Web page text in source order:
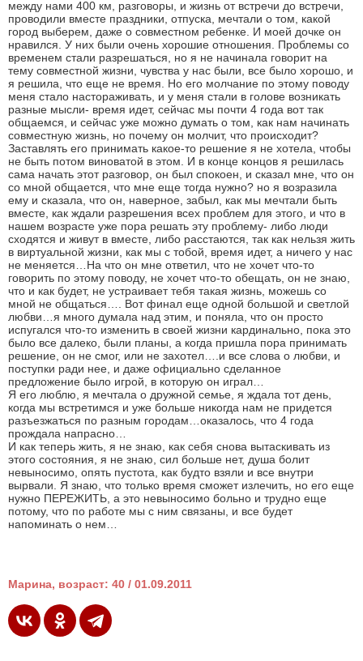
между нами 400 км, разговоры, и жизнь от встречи до встречи,
проводили вместе праздники, отпуска, мечтали о том, какой
город выберем, даже о совместном ребенке. И моей дочке он
нравился. У них были очень хорошие отношения. Проблемы со
временем стали разрешаться, но я не начинала говорит на
тему совместной жизни, чувства у нас были, все было хорошо, и
я решила, что еще не время. Но его молчание по этому поводу
меня стало настораживать, и у меня стали в голове возникать
разные мысли- время идет, сейчас мы почти 4 года вот так
общаемся, и сейчас уже можно думать о том, как нам начинать
совместную жизнь, но почему он молчит, что происходит?
Заставлять его принимать какое-то решение я не хотела, чтобы
не быть потом виноватой в этом. И в конце концов я решилась
сама начать этот разговор, он был спокоен, и сказал мне, что он
со мной общается, что мне еще тогда нужно? но я возразила
ему и сказала, что он, наверное, забыл, как мы мечтали быть
вместе, как ждали разрешения всех проблем для этого, и что в
нашем возрасте уже пора решать эту проблему- либо люди
сходятся и живут в вместе, либо расстаются, так как нельзя жить
в виртуальной жизни, как мы с тобой, время идет, а ничего у нас
не меняется…На что он мне ответил, что не хочет что-то
говорить по этому поводу, не хочет что-то обещать, он не знаю,
что и как будет, не устраивает тебя такая жизнь, можешь со
мной не общаться…. Вот финал еще одной большой и светлой
любви…я много думала над этим, и поняла, что он просто
испугался что-то изменить в своей жизни кардинально, пока это
было все далеко, были планы, а когда пришла пора принимать
решение, он не смог, или не захотел….и все слова о любви, и
поступки ради нее, и даже официально сделанное
предложение было игрой, в которую он играл…
Я его люблю, я мечтала о дружной семье, я ждала тот день,
когда мы встретимся и уже больше никогда нам не придется
разъезжаться по разным городам…оказалось, что 4 года
прождала напрасно…
И как теперь жить, я не знаю, как себя снова вытаскивать из
этого состояния, я не знаю, сил больше нет, душа болит
невыносимо, опять пустота, как будто взяли и все внутри
вырвали. Я знаю, что только время сможет излечить, но его еще
нужно ПЕРЕЖИТЬ, а это невыносимо больно и трудно еще
потому, что по работе мы с ним связаны, и все будет
напоминать о нем…
Марина, возраст: 40 / 01.09.2011